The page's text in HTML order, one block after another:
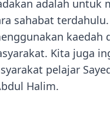
adalah untuk
sahabat
kaedah
Kita juga
pelajar
Halim.